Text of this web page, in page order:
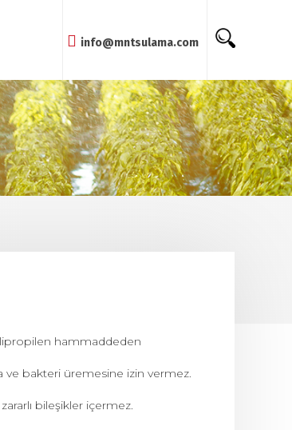
info@mntsulama.com
hammaddeden
ve bakteri üremesine izin vermez.
bileşikler içermez.